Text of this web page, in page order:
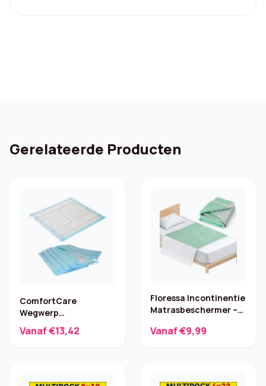
Gerelateerde Producten
ComfortCare
Wegwerp
cm – 25 st. – Blauw
Vanaf €13,42
Floressa Incontinentie
Matrasbeschermer –
Vanaf €9,99